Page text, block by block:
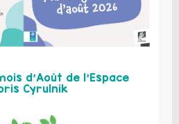
d’Août de l’Espace
Cyrulnik